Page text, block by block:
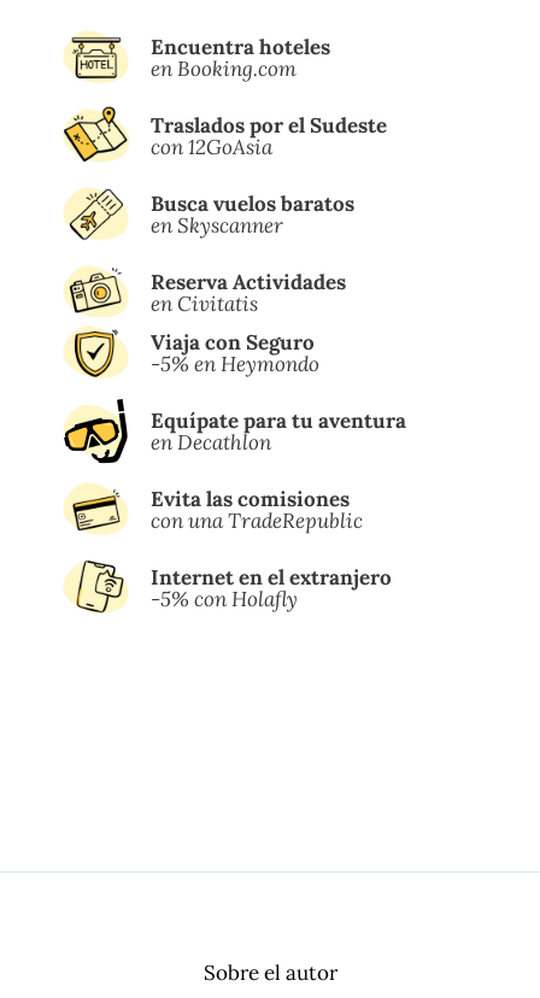
Encuentra hoteles
en Booking.com
Traslados por el Sudeste
con 12GoAsia
Busca vuelos baratos
en Skyscanner
Reserva Actividades
en Civitatis
Viaja con Seguro
-5% en Heymondo
Equípate para tu aventura
en Decathlon
Evita las comisiones
con una TradeRepublic
Internet en el extranjero
-5% con Holafly
Sobre el autor